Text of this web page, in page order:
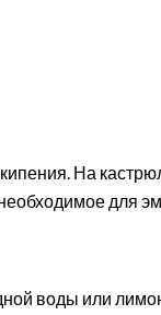
На
для
воды или